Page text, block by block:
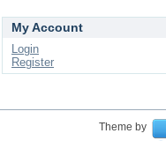
My Account
Login
Register
Theme by